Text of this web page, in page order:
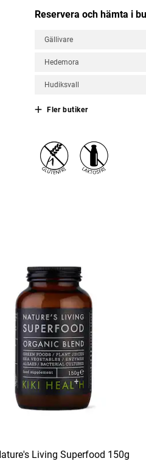
Reservera och hämta i
Gällivare
Hedemora
Hudiksvall
Fler butiker
Living Superfood 150g